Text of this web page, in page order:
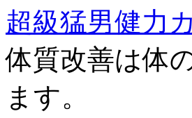
超級猛男健力
体質改善は体
ます。